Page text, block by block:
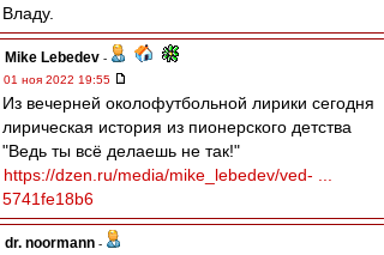
Владу.
Mike Lebedev -
01 ноя 2022 19:55
Из вечерней околофутбольной лирики сегодня
лирическая история из пионерского детства
"Ведь ты всё делаешь не так!"
https://dzen.ru/media/mike_lebedev/ved- ...
5741fe18b6
dr. noormann -